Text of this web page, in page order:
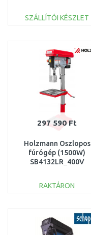
SZÁLLÍTÓI KÉSZLET
Összehasonlítás
297 590 Ft
Holzmann Oszlopos
fúrógép (1500W)
SB4132LR_400V
RAKTÁRON
Összehasonlítás